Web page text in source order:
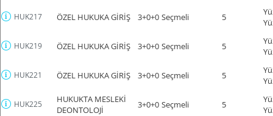
HUK217 ÖZEL HUKUKA GİRİŞ 3+0+0 Seçmeli 5
HUK219 ÖZEL HUKUKA GİRİŞ 3+0+0 Seçmeli 5
HUK221 ÖZEL HUKUKA GİRİŞ 3+0+0 Seçmeli 5
HUK225
HUKUKTA MESLEKİ
DEONTOLOJİ
3+0+0 Seçmeli 5